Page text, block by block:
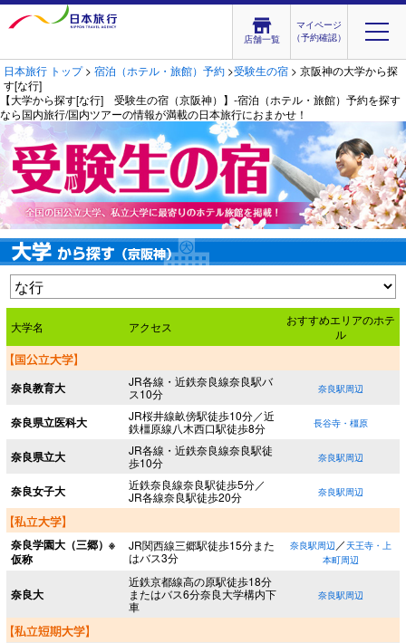
店舗一覧
マイページ
（予約確認）
日本旅行 トップ>宿泊（ホテル・旅館）予約 >受験生の宿 > 京阪神の大学から探
す[な行]
【大学から探す[な行] 受験生の宿（京阪神）】‐宿泊（ホテル・旅館）予約を探す
なら国内旅行/国内ツアーの情報が満載の日本旅行におまかせ！
大学名 アクセス
おすすめエリアのホテ
ル
奈良教育大
JR各線・近鉄奈良線奈良駅バ
ス10分
奈良駅周辺
奈良県立医科大
JR桜井線畝傍駅徒歩10分／近
鉄橿原線八木西口駅徒歩8分
長谷寺・橿原
奈良県立大
JR各線・近鉄奈良線奈良駅徒
歩10分
奈良駅周辺
奈良女子大
近鉄奈良線奈良駅徒歩5分／
JR各線奈良駅徒歩20分
奈良駅周辺
奈良学園大（三郷）※
仮称
JR関西線三郷駅徒歩15分また
はバス3分
奈良駅周辺 ／天王寺・上
本町周辺
奈良大
近鉄京都線高の原駅徒歩18分
またはバス6分奈良大学構内下
車
奈良駅周辺